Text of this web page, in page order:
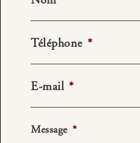
Téléphone *
E-mail *
Message *